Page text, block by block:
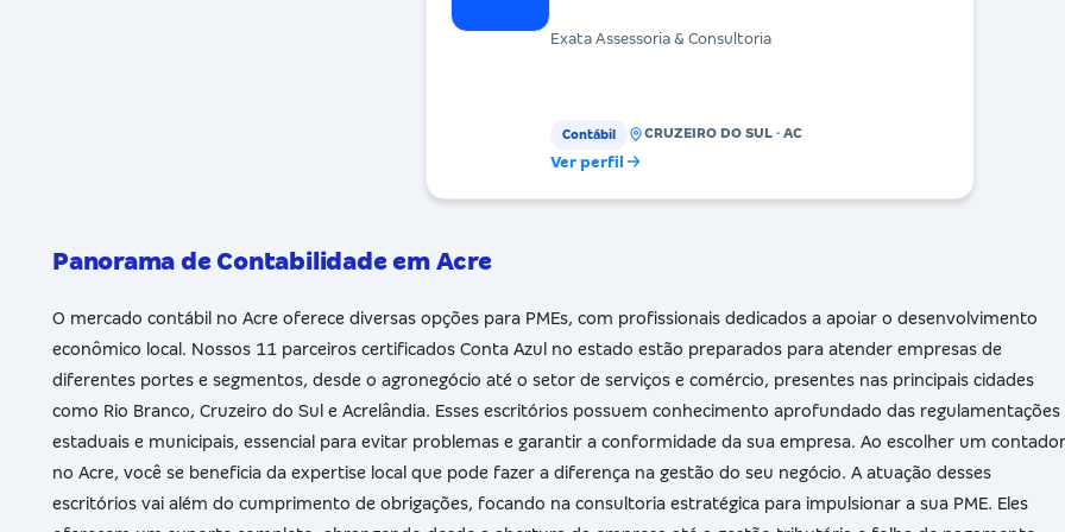
Exata Assessoria & Consultoria
Contábil CRUZEIRO DO SUL · AC
Ver perfil
Panorama de Contabilidade em Acre
O mercado contábil no Acre oferece diversas opções para PMEs, com profissionais dedicados a apoiar o desenvolvimento
econômico local. Nossos 11 parceiros certificados Conta Azul no estado estão preparados para atender empresas de
diferentes portes e segmentos, desde o agronegócio até o setor de serviços e comércio, presentes nas principais cidades
como Rio Branco, Cruzeiro do Sul e Acrelândia. Esses escritórios possuem conhecimento aprofundado das regulamentações
estaduais e municipais, essencial para evitar problemas e garantir a conformidade da sua empresa. Ao escolher um contador
no Acre, você se beneficia da expertise local que pode fazer a diferença na gestão do seu negócio. A atuação desses
escritórios vai além do cumprimento de obrigações, focando na consultoria estratégica para impulsionar a sua PME. Eles